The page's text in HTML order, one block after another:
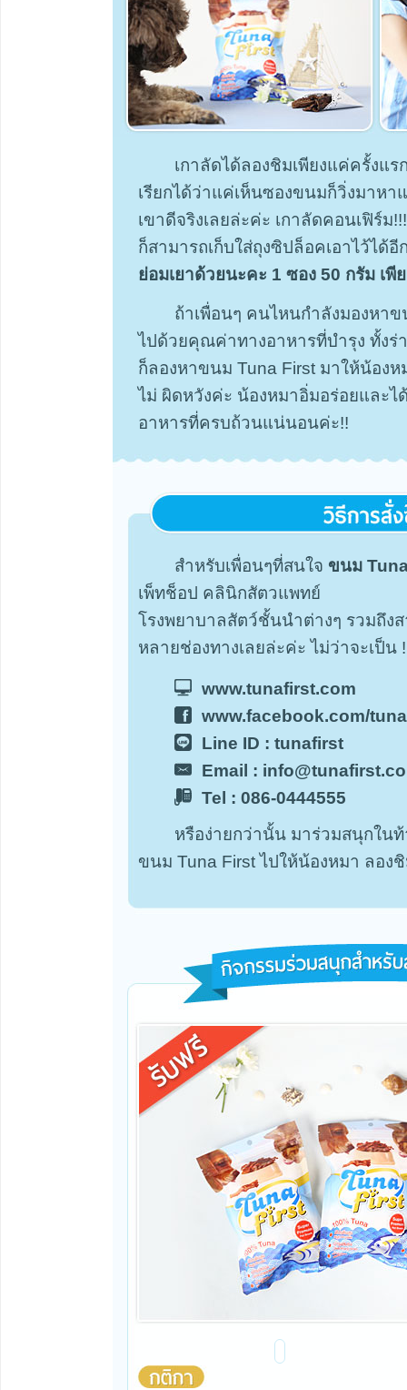
เกาลัดได้ลองชิมเพียงแค่ครั้งแ
เรียกได้ว่าแค่เห็นซองขนมก็วิ่งมาห
เขาดีจริงเลยล่ะค่ะ เกาลัดคอนเฟิร์
ก็สามารถเก็บใส่ถุงซิปล็อคเอาไว้ได้
ย่อมเยาด้วยนะคะ 1 ซอง 50 กรัม เพี
ถ้าเพื่อนๆ คนไหนกำลังมองหา
ไปด้วยคุณค่าทางอาหารที่บำรุง ทั้งร่
ก็ลองหาขนม Tuna First มาให้น้อง
ไม่ ผิดหวังค่ะ น้องหมาอิ่มอร่อยและ
อาหารที่ครบถ้วนแน่นอนค่ะ!!
สำหรับเพื่อนๆที่สนใจ ขนม
เพ็ทช็อป คลินิกสัตวแพทย์
โรงพยาบาลสัตว์ชั้นนำต่างๆ รวมถึง
หลายช่องทางเลยล่ะค่ะ ไม่ว่าจะเป็น !
www.tunafirst.com
www.facebook.com/
Line ID : tunafirst
Email :
Tel : 086-0444555
หรือง่ายกว่านั้น มาร่วมสนุกใน
ขนม Tuna First ไปให้น้องหมา ลอง